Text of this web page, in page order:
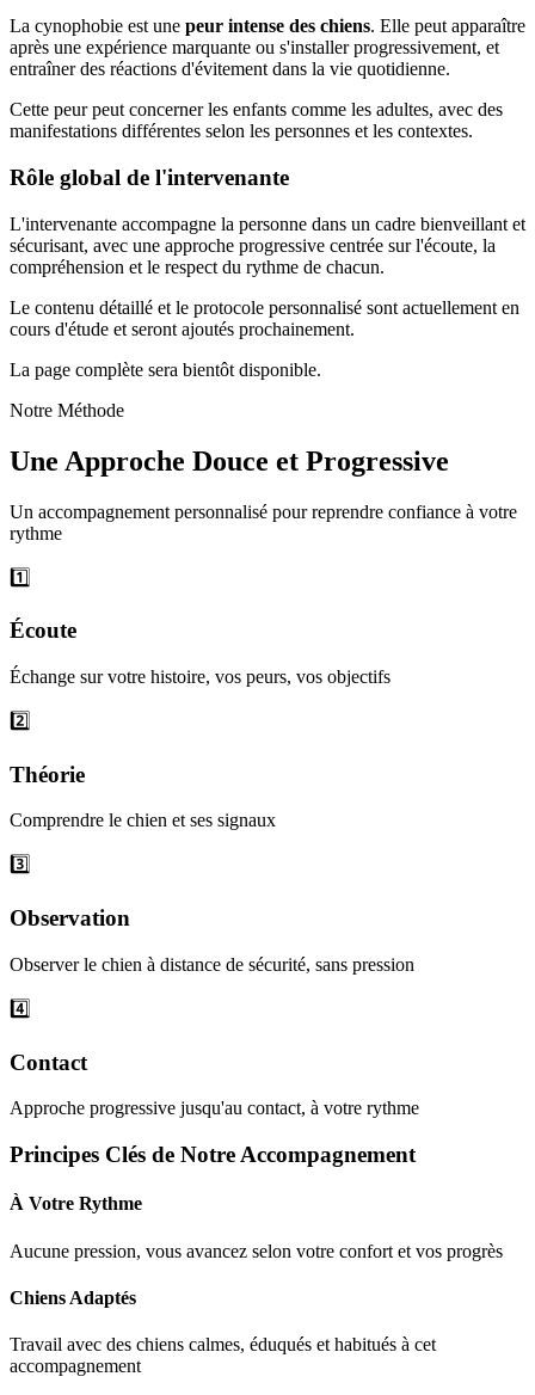
La cynophobie est une peur intense des chiens. Elle peut apparaître
après une expérience marquante ou s'installer progressivement, et
entraîner des réactions d'évitement dans la vie quotidienne.
Cette peur peut concerner les enfants comme les adultes, avec des
manifestations différentes selon les personnes et les contextes.
Rôle global de l'intervenante
L'intervenante accompagne la personne dans un cadre bienveillant et
sécurisant, avec une approche progressive centrée sur l'écoute, la
compréhension et le respect du rythme de chacun.
Le contenu détaillé et le protocole personnalisé sont actuellement en
cours d'étude et seront ajoutés prochainement.
La page complète sera bientôt disponible.
Notre Méthode
Une Approche Douce et Progressive
Un accompagnement personnalisé pour reprendre confiance à votre
rythme
1️⃣
Écoute
Échange sur votre histoire, vos peurs, vos objectifs
2️⃣
Théorie
Comprendre le chien et ses signaux
3️⃣
Observation
Observer le chien à distance de sécurité, sans pression
4️⃣
Contact
Approche progressive jusqu'au contact, à votre rythme
Principes Clés de Notre Accompagnement
À Votre Rythme
Aucune pression, vous avancez selon votre confort et vos progrès
Chiens Adaptés
Travail avec des chiens calmes, éduqués et habitués à cet
accompagnement